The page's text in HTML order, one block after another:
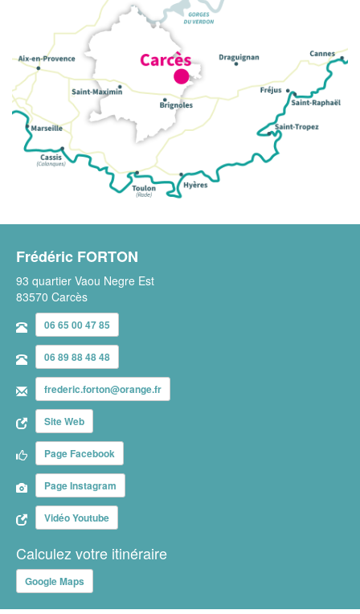
Frédéric FORTON
93 quartier Vaou Negre Est
83570 Carcès
06 65 00 47 85
06 89 88 48 48
frederic.forton@orange.fr
Site Web
Page Facebook
Page Instagram
Vidéo Youtube
Calculez votre itinéraire
Google Maps